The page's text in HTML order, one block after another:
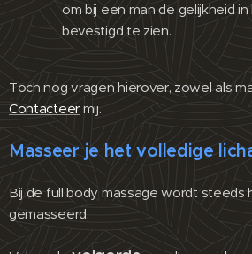
om bij een man de gelijkheid
bevestigd te zien.
Toch nog vragen hierover, zowel als
Contacteermij.
Masseer je het volledige
Bij de full body massage wordt steeds
gemasseerd.